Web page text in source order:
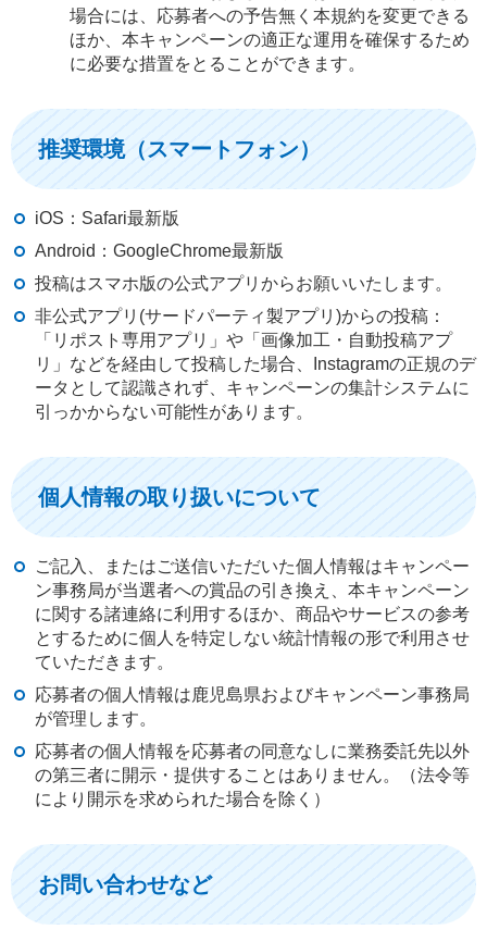
場合には、応募者への予告無く本規約を変更できる
ほか、本キャンペーンの適正な運用を確保するため
に必要な措置をとることができます。
推奨環境（スマートフォン）
iOS：Safari最新版
Android：GoogleChrome最新版
投稿はスマホ版の公式アプリからお願いいたします。
非公式アプリ(サードパーティ製アプリ)からの投稿：
「リポスト専用アプリ」や「画像加工・自動投稿アプ
リ」などを経由して投稿した場合、Instagramの正規のデ
ータとして認識されず、キャンペーンの集計システムに
引っかからない可能性があります。
個人情報の取り扱いについて
ご記入、またはご送信いただいた個人情報はキャンペー
ン事務局が当選者への賞品の引き換え、本キャンペーン
に関する諸連絡に利用するほか、商品やサービスの参考
とするために個人を特定しない統計情報の形で利用させ
ていただきます。
応募者の個人情報は鹿児島県およびキャンペーン事務局
が管理します。
応募者の個人情報を応募者の同意なしに業務委託先以外
の第三者に開示・提供することはありません。（法令等
により開示を求められた場合を除く）
お問い合わせなど